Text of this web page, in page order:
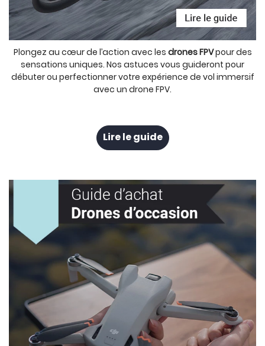
Plongez au cœur de l’action avec les drones FPVpour des
sensations uniques. Nos astuces vous guideront pour
débuter ou perfectionner votre expérience de vol immersif
avec un drone FPV.
Lire le guide